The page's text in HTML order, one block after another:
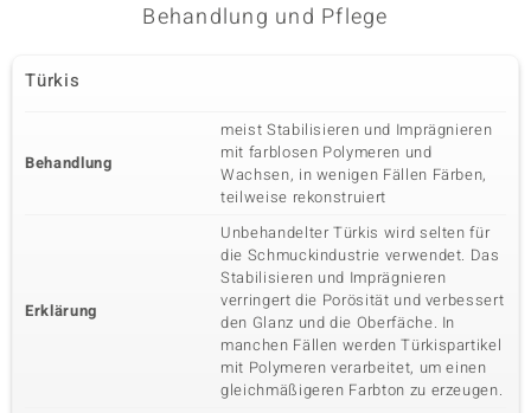
Behandlung und Pflege
Türkis
Behandlung
meist Stabilisieren und Imprägnieren
mit farblosen Polymeren und
Wachsen, in wenigen Fällen Färben,
teilweise rekonstruiert
Erklärung
Unbehandelter Türkis wird selten für
die Schmuckindustrie verwendet. Das
Stabilisieren und Imprägnieren
verringert die Porösität und verbessert
den Glanz und die Oberfäche. In
manchen Fällen werden Türkispartikel
mit Polymeren verarbeitet, um einen
gleichmäßigeren Farbton zu erzeugen.